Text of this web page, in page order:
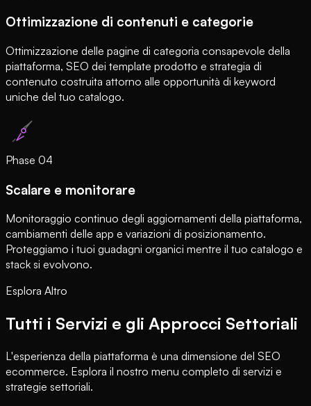
Ottimizzazione di contenuti e categorie
Ottimizzazione delle pagine di categoria consapevole della
piattaforma, SEO dei template prodotto e strategia di
contenuto costruita attorno alle opportunità di keyword
uniche del tuo catalogo.
Phase 04
Scalare e monitorare
Monitoraggio continuo degli aggiornamenti della piattaforma,
cambiamenti delle app e variazioni di posizionamento.
Proteggiamo i tuoi guadagni organici mentre il tuo catalogo e
stack si evolvono.
Esplora Altro
Tutti i Servizi e gli Approcci Settoriali
L'esperienza della piattaforma è una dimensione del SEO
ecommerce. Esplora il nostro menu completo di servizi e
strategie settoriali.